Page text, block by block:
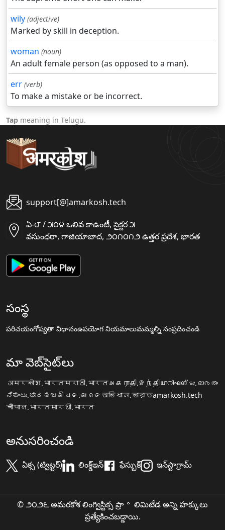
wily (adjective)
Marked by skill in deception.
woman (noun)
An adult female person (as opposed to a man).
err (verb)
To make a mistake or be incorrect.
Tap meaning in Telugu.
support[@]amarkosh.tech
ఏ-౮ / ౫౦౪ ఒలివ కాఉంటీ, సైక్టర ౫
వసుంధరా, గాజియాబాద, ౨౦౧౦౧౨ ఉత్తర ప్రదేశ, భారత
సంస్థ
పరిచయంగోప్యతా విధానంఉపయోగ నియమాలుమమ్మల్ని సంప్రదించండి
మా వెబ్‌సైట్‌లు
अमरकोश.भारतमराठी.भारतஅகராதி.இந்தியாനിഘണ്ടു.ഭാരതം
ನಿಘಂಟು.ಭಾರತ ଅଭିଧାନ.ଭାରତ অভিধান.ভারতamarkosh.tech
चौपाल.भारतसारथी.भारत
అనుసరించండి
ఏక్స (ట్విట్టర్) లింక్డ్ఇన్ ఫేస్బుక్ ఇన్‌స్టాగ్రామ్
© ౨౦౨౬ అమరకోశ లింగ్విస్టిక్స ప్రా॰ లిమిటేడ అన్ని హక్కులు
ప్రత్యేకించబడ్డాయి.